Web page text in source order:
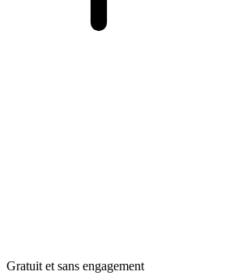
Gratuit et sans engagement